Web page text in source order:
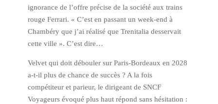
ignorance de l’offre précise de la société aux trains
rouge Ferrari. « C’est en passant un week-end à
Chambéry que j’ai réalisé que Trenitalia desservait
cette ville ». C’est dire…
Velvet qui doit débouler sur Paris-Bordeaux en 2028
a-t-il plus de chance de succès ? A la fois
compétiteur et parieur, le dirigeant de SNCF
Voyageurs évoqué plus haut répond sans hésitation :